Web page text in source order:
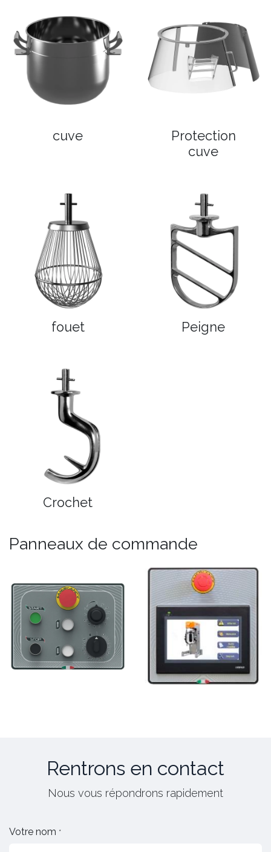
cuve
Protection
cuve
fouet Peigne
Crochet
Panneaux de commande
Rentrons en contact
Nous vous répondrons rapidement
Votre nom *